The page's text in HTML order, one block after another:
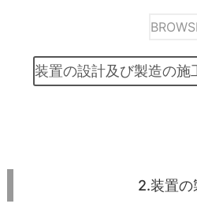
装置の設計及び製造の施
2.装置の